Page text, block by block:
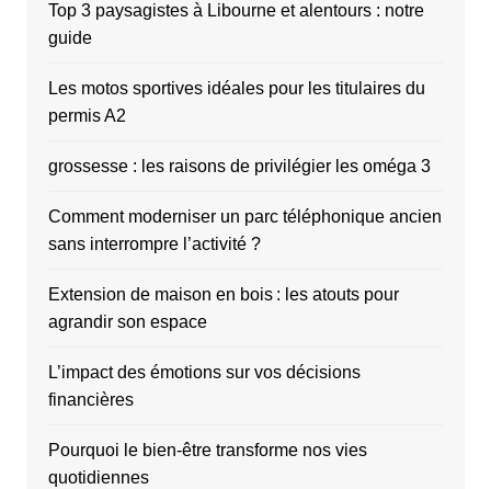
Top 3 paysagistes à Libourne et alentours : notre
guide
Les motos sportives idéales pour les titulaires du
permis A2
grossesse : les raisons de privilégier les oméga 3
Comment moderniser un parc téléphonique ancien
sans interrompre l’activité ?
Extension de maison en bois : les atouts pour
agrandir son espace
L’impact des émotions sur vos décisions
financières
Pourquoi le bien-être transforme nos vies
quotidiennes